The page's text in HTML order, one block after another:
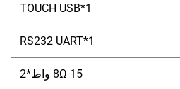
TOUCH USB*1
RS232 UART*1
8Ω 15 واط*2